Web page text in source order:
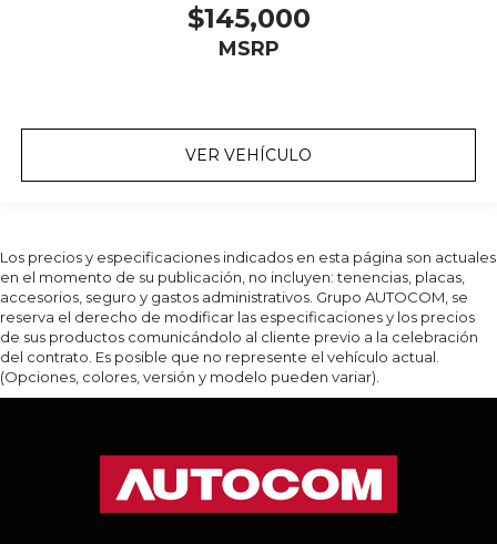
$145,000
MSRP
VER VEHÍCULO
Los precios y especificaciones indicados en esta página son actuales
en el momento de su publicación, no incluyen: tenencias, placas,
accesorios, seguro y gastos administrativos. Grupo AUTOCOM, se
reserva el derecho de modificar las especificaciones y los precios
de sus productos comunicándolo al cliente previo a la celebración
del contrato. Es posible que no represente el vehículo actual.
(Opciones, colores, versión y modelo pueden variar).